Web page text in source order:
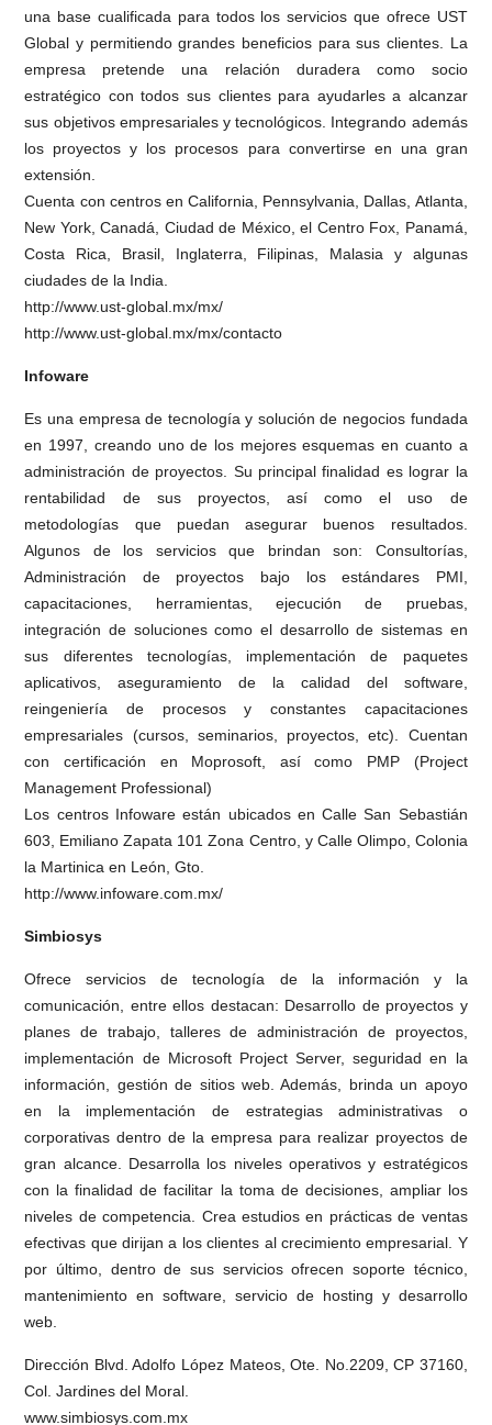
una base cualificada para todos los servicios que ofrece UST
Global y permitiendo grandes beneficios para sus clientes. La
empresa pretende una relación duradera como socio
estratégico con todos sus clientes para ayudarles a alcanzar
sus objetivos empresariales y tecnológicos. Integrando además
los proyectos y los procesos para convertirse en una gran
extensión.
Cuenta con centros en California, Pennsylvania, Dallas, Atlanta,
New York, Canadá, Ciudad de México, el Centro Fox, Panamá,
Costa Rica, Brasil, Inglaterra, Filipinas, Malasia y algunas
ciudades de la India.
http://www.ust-global.mx/mx/
http://www.ust-global.mx/mx/contacto
Infoware
Es una empresa de tecnología y solución de negocios fundada
en 1997, creando uno de los mejores esquemas en cuanto a
administración de proyectos. Su principal finalidad es lograr la
rentabilidad de sus proyectos, así como el uso de
metodologías que puedan asegurar buenos resultados.
Algunos de los servicios que brindan son: Consultorías,
Administración de proyectos bajo los estándares PMI,
capacitaciones, herramientas, ejecución de pruebas,
integración de soluciones como el desarrollo de sistemas en
sus diferentes tecnologías, implementación de paquetes
aplicativos, aseguramiento de la calidad del software,
reingeniería de procesos y constantes capacitaciones
empresariales (cursos, seminarios, proyectos, etc). Cuentan
con certificación en Moprosoft, así como PMP (Project
Management Professional)
Los centros Infoware están ubicados en Calle San Sebastián
603, Emiliano Zapata 101 Zona Centro, y Calle Olimpo, Colonia
la Martinica en León, Gto.
http://www.infoware.com.mx/
Simbiosys
Ofrece servicios de tecnología de la información y la
comunicación, entre ellos destacan: Desarrollo de proyectos y
planes de trabajo, talleres de administración de proyectos,
implementación de Microsoft Project Server, seguridad en la
información, gestión de sitios web. Además, brinda un apoyo
en la implementación de estrategias administrativas o
corporativas dentro de la empresa para realizar proyectos de
gran alcance. Desarrolla los niveles operativos y estratégicos
con la finalidad de facilitar la toma de decisiones, ampliar los
niveles de competencia. Crea estudios en prácticas de ventas
efectivas que dirijan a los clientes al crecimiento empresarial. Y
por último, dentro de sus servicios ofrecen soporte técnico,
mantenimiento en software, servicio de hosting y desarrollo
web.
Dirección Blvd. Adolfo López Mateos, Ote. No.2209, CP 37160,
Col. Jardines del Moral.
www.simbiosys.com.mx